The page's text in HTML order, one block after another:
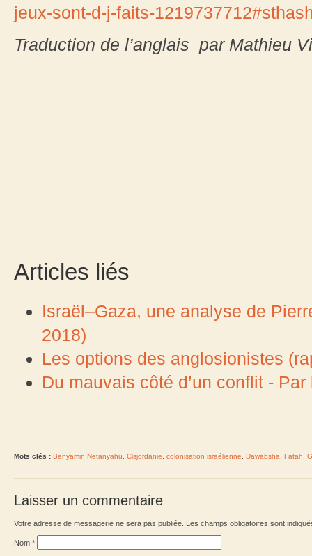
jeux-sont-d-j-faits-
Traduction de l’anglais par Mathieu
Articles liés
Israël–Gaza, une analyse de
2018)
Les options des anglosionistes
Du mauvais côté d’un conflit -
Mots clés : Benyamin Netanyahu Cisjordanie colonisation israélienne Dawabsha Fatah
Laisser un commentaire
Votre adresse de messagerie ne sera pas publiée. Les champs obligatoires sont
Nom *